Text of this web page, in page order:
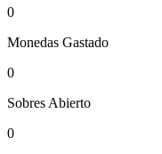
0
Monedas Gastado
0
Sobres Abierto
0